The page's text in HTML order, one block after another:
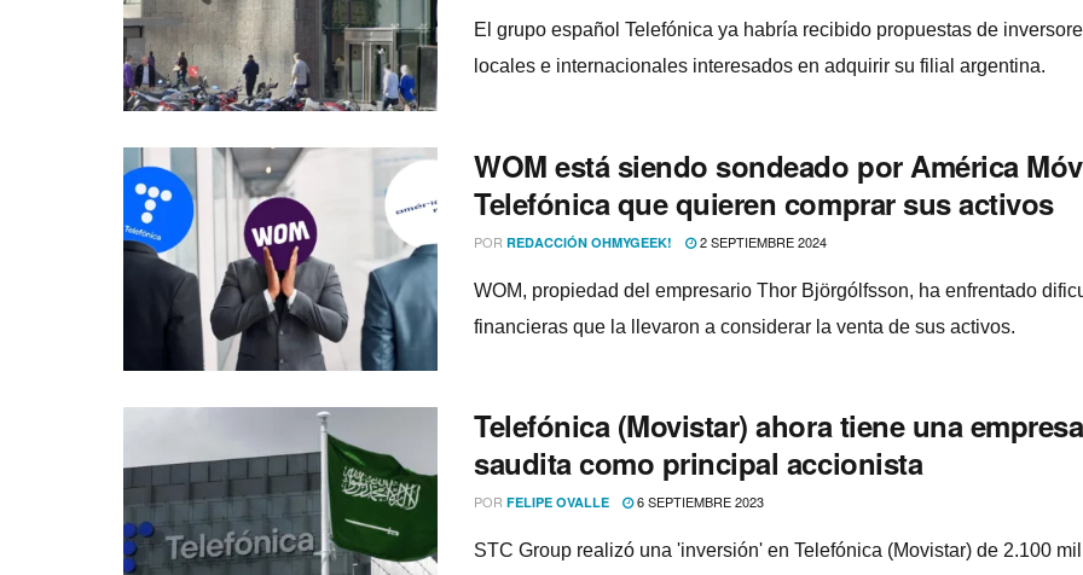
El grupo español Telefónica ya habría recibido propuestas de
locales e internacionales interesados en adquirir su filial argentina.
WOM está siendo sondeado por América
Telefónica que quieren comprar sus activos
POR REDACCIÓN OHMYGEEK! 2 SEPTIEMBRE 2024
WOM, propiedad del empresario Thor Björgólfsson, ha enfrentado
financieras que la llevaron a considerar la venta de sus activos.
Telefónica (Movistar) ahora tiene una empresa
saudita como principal accionista
POR FELIPE OVALLE 6 SEPTIEMBRE 2023
STC Group realizó una 'inversión' en Telefónica (Movistar) de 2.100